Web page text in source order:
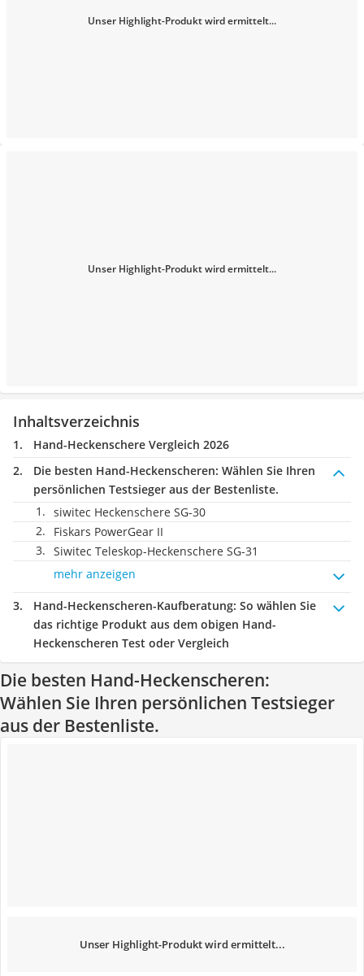
Unser Highlight-Produkt wird ermittelt...
Unser Highlight-Produkt wird ermittelt...
Inhaltsverzeichnis
Hand-Heckenschere Vergleich 2026
Die besten Hand-Heckenscheren: Wählen Sie Ihren
persönlichen Testsieger aus der Bestenliste.
siwitec Heckenschere SG-30
Fiskars PowerGear II
Siwitec Teleskop-Heckenschere SG-31
mehr anzeigen
Hand-Heckenscheren-Kaufberatung: So wählen Sie
das richtige Produkt aus dem obigen Hand-
Heckenscheren Test oder Vergleich
Die besten Hand-Heckenscheren:
Wählen Sie Ihren persönlichen Testsieger
aus der Bestenliste.
Unser Highlight-Produkt wird ermittelt...